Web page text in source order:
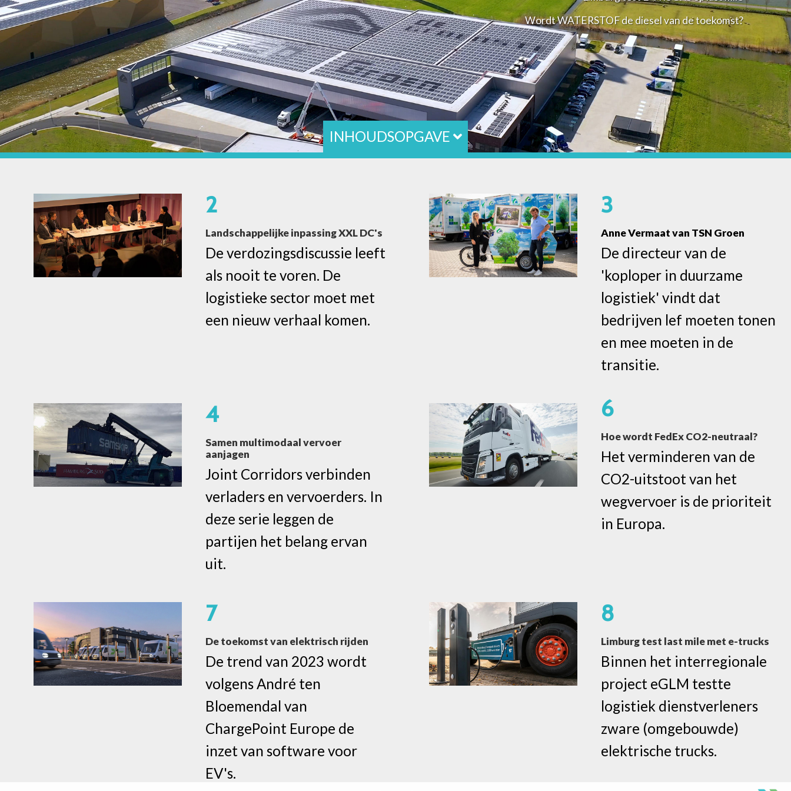
Wordt WATERSTOF de diesel van de toekomst?
INHOUDSOPGAVE
2
Landschappelijke inpassing XXL DC's
De verdozingsdiscussie leeft
als nooit te voren. De
logistieke sector moet met
een nieuw verhaal komen.
3
Anne Vermaat van TSN Groen
De directeur van de
'koploper in duurzame
logistiek' vindt dat
bedrijven lef moeten tonen
en mee moeten in de
transitie.
4
Samen multimodaal vervoer
aanjagen
Joint Corridors verbinden
verladers en vervoerders. In
deze serie leggen de
partijen het belang ervan
uit.
6
Hoe wordt FedEx CO2-neutraal?
Het verminderen van de
CO2-uitstoot van het
wegvervoer is de prioriteit
in Europa.
7
De toekomst van elektrisch rijden
De trend van 2023 wordt
volgens André ten
Bloemendal van
ChargePoint Europe de
inzet van software voor
EV's.
8
Limburg test last mile met e-trucks
Binnen het interregionale
project eGLM testte
logistiek dienstverleners
zware (omgebouwde)
elektrische trucks.